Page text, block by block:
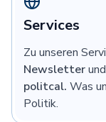
Services
Zu unseren
Newsletter
politcal. Was
Politik.